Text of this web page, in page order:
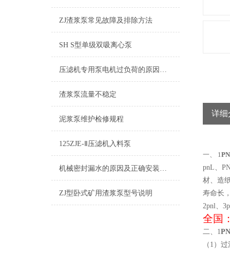
ZJ渣浆泵常见故障及排除方法
SH S型单级双吸离心泵
压滤机专用泵电机过负荷的原因是什么？
渣浆泵流量不稳定
泥浆泵维护检修规程
125ZJE-Ⅱ压滤机入料泵
机械密封漏水的原因及正确安装方法
ZJ型卧式矿用渣浆泵型号说明
详细
一、 1
pnL、
材、造
寿命长
2pnl、
全国
二、1
（1）